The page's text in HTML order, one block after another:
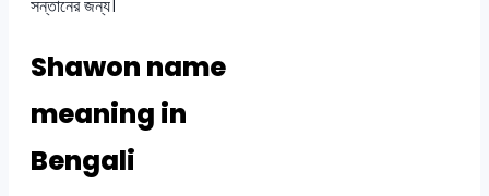
সন্তানের জন্য।
Shawon name
meaning in
Bengali